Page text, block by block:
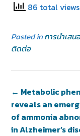
86 total views
Posted inการนำเส
ติดต่อ
← Metabolic
reveals an
of ammonia
in Alzheimer’s